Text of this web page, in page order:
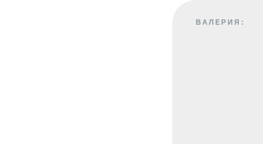
ВАЛЕРИЯ: